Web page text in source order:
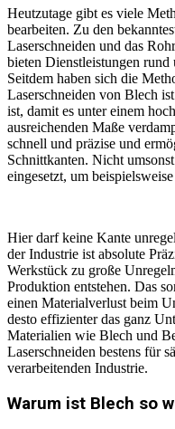
Heutzutage gibt es viele
bearbeiten. Zu den
Laserschneiden und das
bieten Dienstleistungen rund
Seitdem haben sich die
Laserschneiden von Blech
ist, damit es unter einem
ausreichenden Maße
schnell und präzise und
Schnittkanten. Nicht
eingesetzt, um
Hier darf keine Kante
der Industrie ist absolute
Werkstück zu große
Produktion entstehen. Das
einen Materialverlust beim
desto effizienter das ganz
Materialien wie Blech und
Laserschneiden bestens für
verarbeitenden Industrie.
Warum ist Blech so